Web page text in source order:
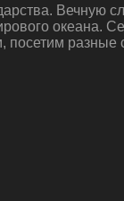
Вечную
океана.
разные